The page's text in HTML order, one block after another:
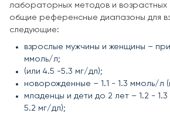
лабораторных методов и возрастных
общие референсные диапазоны для
следующие:
взрослые мужчины и женщины –
ммоль/л;
(или 4.5 -5.3 мг/дл);
новорожденные – 1.1 - 1.3 ммоль/л
младенцы и дети до 2 лет – 1.2 -
5.2 мг/дл);